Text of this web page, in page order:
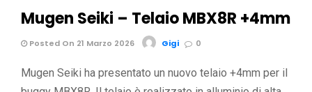
Mugen Seiki – Telaio MBX8R +4mm
Posted On 21 Marzo 2026 Gigi 0
Mugen Seiki ha presentato un nuovo telaio +4mm per il